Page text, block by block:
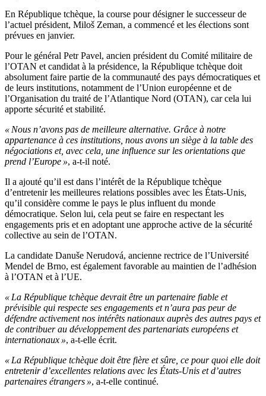
En République tchèque, la course pour désigner le successeur de
l’actuel président, Miloš Zeman, a commencé et les élections sont
prévues en janvier.
Pour le général Petr Pavel, ancien président du Comité militaire de
l’OTAN et candidat à la présidence, la République tchèque doit
absolument faire partie de la communauté des pays démocratiques et
de leurs institutions, notamment de l’Union européenne et de
l’Organisation du traité de l’Atlantique Nord (OTAN), car cela lui
apporte sécurité et stabilité.
« Nous n’avons pas de meilleure alternative. Grâce à notre
appartenance à ces institutions, nous avons un siège à la table des
négociations et, avec cela, une influence sur les orientations que
prend l’Europe », a-t-il noté.
Il a ajouté qu’il est dans l’intérêt de la République tchèque
d’entretenir les meilleures relations possibles avec les États-Unis,
qu’il considère comme le pays le plus influent du monde
démocratique. Selon lui, cela peut se faire en respectant les
engagements pris et en adoptant une approche active de la sécurité
collective au sein de l’OTAN.
La candidate Danuše Nerudová, ancienne rectrice de l’Université
Mendel de Brno, est également favorable au maintien de l’adhésion
à l’OTAN et à l’UE.
« La République tchèque devrait être un partenaire fiable et
prévisible qui respecte ses engagements et n’aura pas peur de
défendre activement nos intérêts nationaux auprès des autres pays et
de contribuer au développement des partenariats européens et
internationaux », a-t-elle écrit.
« La République tchèque doit être fière et sûre, ce pour quoi elle doit
entretenir d’excellentes relations avec les États-Unis et d’autres
partenaires étrangers », a-t-elle continué.